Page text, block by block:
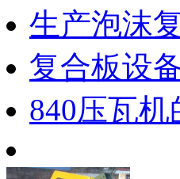
生产泡沫
复合板设
840压瓦